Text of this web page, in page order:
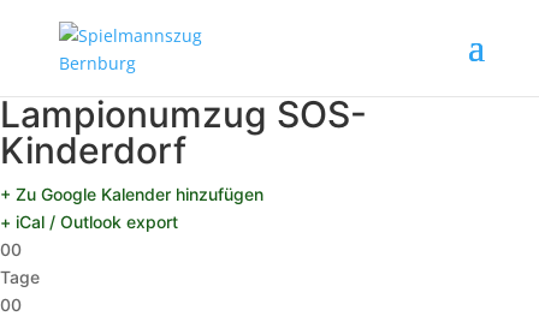
Lampionumzug SOS-
Kinderdorf
+ Zu Google Kalender hinzufügen
+ iCal / Outlook export
00
Tage
00